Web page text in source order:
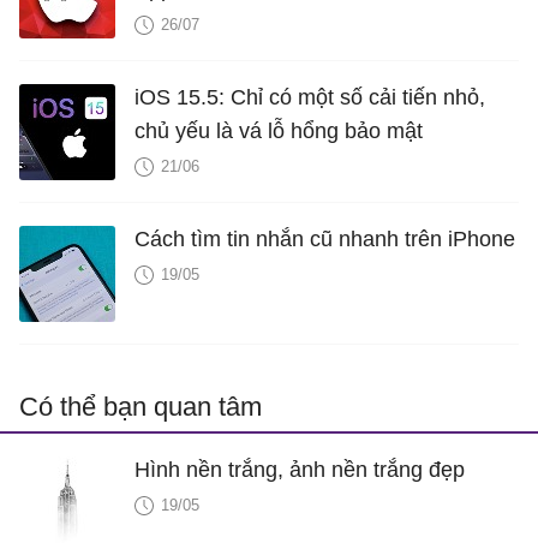
26/07
iOS 15.5: Chỉ có một số cải tiến nhỏ,
chủ yếu là vá lỗ hổng bảo mật
21/06
Cách tìm tin nhắn cũ nhanh trên iPhone
19/05
Có thể bạn quan tâm
Hình nền trắng, ảnh nền trắng đẹp
19/05